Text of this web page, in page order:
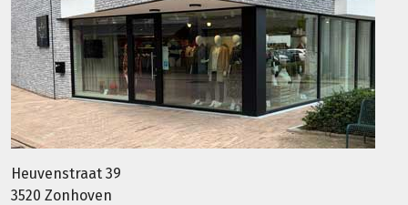
Heuvenstraat 39
3520 Zonhoven